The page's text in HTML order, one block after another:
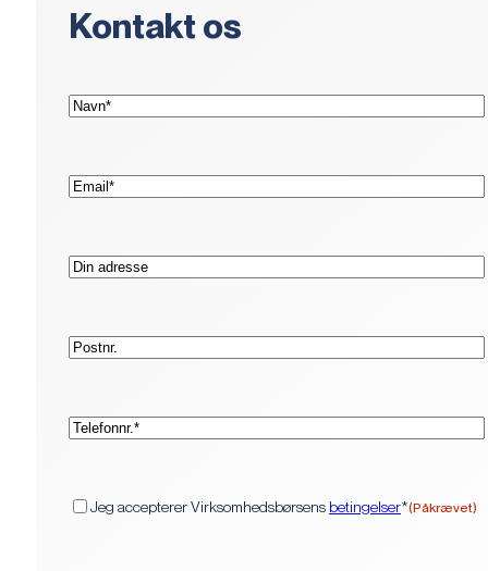
Kontakt os
Navn*
E-
mail*
Adresse
Postnr.
Telefon*
Jeg accepterer Virksomhedsbørsens betingelser*(Påkrævet)